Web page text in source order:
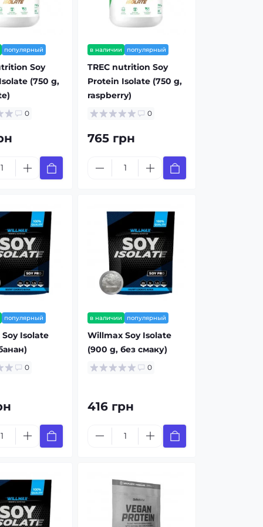
популярный
Soy
(750 g,
0
в наличии популярный
TREC nutrition Soy
Protein Isolate (750 g,
raspberry)
0
765 грн
популярный
Isolate
0
в наличии популярный
Willmax Soy Isolate
(900 g, без смаку)
0
416 грн